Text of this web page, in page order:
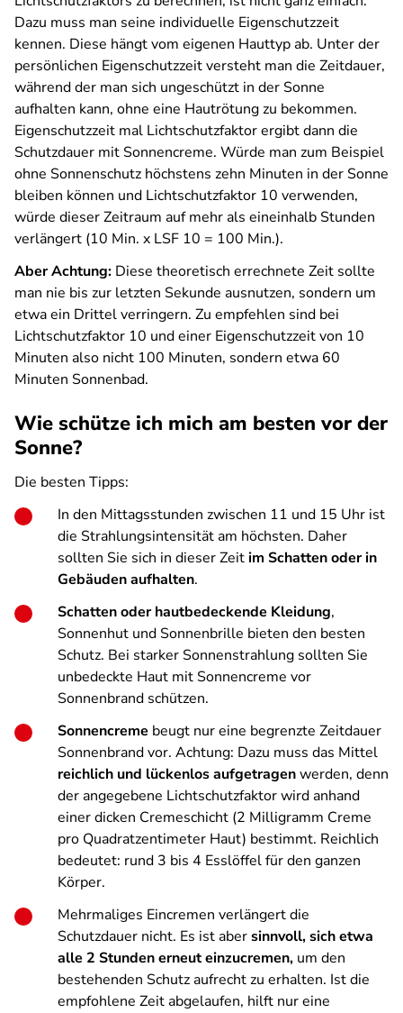
Dazu muss man seine individuelle Eigenschutzzeit
kennen. Diese hängt vom eigenen Hauttyp ab. Unter der
persönlichen Eigenschutzzeit versteht man die Zeitdauer,
während der man sich ungeschützt in der Sonne
aufhalten kann, ohne eine Hautrötung zu bekommen.
Eigenschutzzeit mal Lichtschutzfaktor ergibt dann die
Schutzdauer mit Sonnencreme. Würde man zum Beispiel
ohne Sonnenschutz höchstens zehn Minuten in der Sonne
bleiben können und Lichtschutzfaktor 10 verwenden,
würde dieser Zeitraum auf mehr als eineinhalb Stunden
verlängert (10 Min. x LSF 10 = 100 Min.).
Aber Achtung: Diese theoretisch errechnete Zeit sollte
man nie bis zur letzten Sekunde ausnutzen, sondern um
etwa ein Drittel verringern. Zu empfehlen sind bei
Lichtschutzfaktor 10 und einer Eigenschutzzeit von 10
Minuten also nicht 100 Minuten, sondern etwa 60
Minuten Sonnenbad.
Wie schütze ich mich am besten vor der
Sonne?
Die besten Tipps:
In den Mittagsstunden zwischen 11 und 15 Uhr ist
die Strahlungsintensität am höchsten. Daher
sollten Sie sich in dieser Zeitim Schatten oder in
Gebäuden aufhalten.
Schatten oder hautbedeckende Kleidung,
Sonnenhut und Sonnenbrille bieten den besten
Schutz. Bei starker Sonnenstrahlung sollten Sie
unbedeckte Haut mit Sonnencreme vor
Sonnenbrand schützen.
Sonnencreme beugt nur eine begrenzte Zeitdauer
Sonnenbrand vor. Achtung: Dazu muss das Mittel
reichlich und lückenlos aufgetragenwerden, denn
der angegebene Lichtschutzfaktor wird anhand
einer dicken Cremeschicht (2 Milligramm Creme
pro Quadratzentimeter Haut) bestimmt. Reichlich
bedeutet: rund 3 bis 4 Esslöffel für den ganzen
Körper.
Mehrmaliges Eincremen verlängert die
Schutzdauer nicht. Es ist abersinnvoll, sich etwa
alle 2 Stunden erneut einzucremen, um den
bestehenden Schutz aufrecht zu erhalten. Ist die
empfohlene Zeit abgelaufen, hilft nur eine